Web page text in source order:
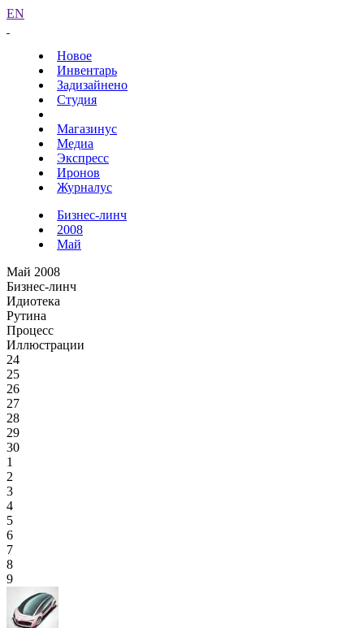
EN
Новое
Инвентарь
Задизайнено
Студия
Магазинус
Медиа
Экспресс
Иронов
Журналус
Бизнес-линч
2008
Май
Май 2008
Бизнес-линч
Идиотека
Рутина
Процесс
Иллюстрации
24
25
26
27
28
29
30
1
2
3
4
5
6
7
8
9